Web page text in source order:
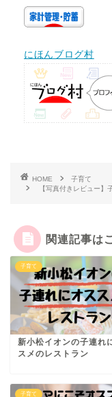
にほんブログ村
HOME
子育て
【写真付きレビュー
関連記事は
子育て
新小松イオンの子連れ
スメのレストラン
子育て